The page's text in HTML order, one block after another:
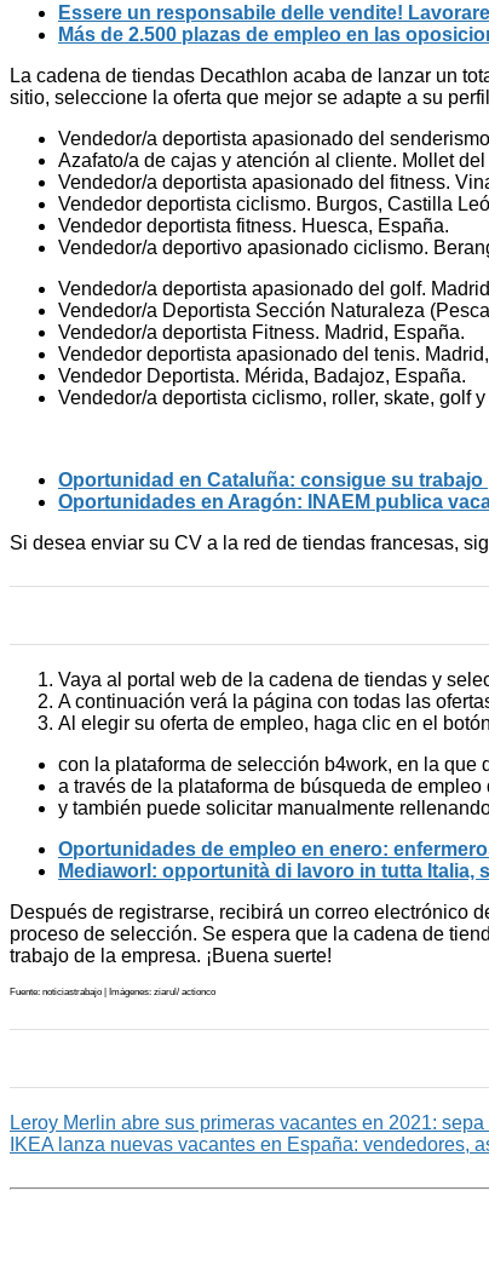
Essere un responsabile delle vendite!
Más de 2.500 plazas de empleo en las
La cadena de tiendas Decathlon acaba de lanzar un
sitio, seleccione la oferta que mejor se adapte a su
Vendedor/a deportista apasionado del
Azafato/a de cajas y atención al cliente. Mollet
Vendedor/a deportista apasionado del fitness.
Vendedor deportista ciclismo. Burgos, Castilla
Vendedor deportista fitness. Huesca, España.
Vendedor/a deportivo apasionado ciclismo.
Vendedor/a deportista apasionado del golf.
Vendedor/a Deportista Sección Naturaleza
Vendedor/a deportista Fitness. Madrid, España.
Vendedor deportista apasionado del tenis.
Vendedor Deportista. Mérida, Badajoz, España.
Vendedor/a deportista ciclismo, roller, skate, golf
Oportunidad en Cataluña: consigue su
Oportunidades en Aragón: INAEM publica
Si desea enviar su CV a la red de tiendas francesas,
Vaya al portal web de la cadena de tiendas y
A continuación verá la página con todas las
Al elegir su oferta de empleo, haga clic en el
con la plataforma de selección b4work, en la que
a través de la plataforma de búsqueda de
y también puede solicitar manualmente
Oportunidades de empleo en enero:
Mediaworl: opportunità di lavoro in tutta Italia,
Después de registrarse, recibirá un correo electrónico
proceso de selección. Se espera que la cadena de
trabajo de la empresa. ¡Buena suerte!
Fuente: noticiastrabajo | Imágenes: ziarul/ actionco
Leroy Merlin abre sus primeras vacantes en 2021:
IKEA lanza nuevas vacantes en España: vendedores,